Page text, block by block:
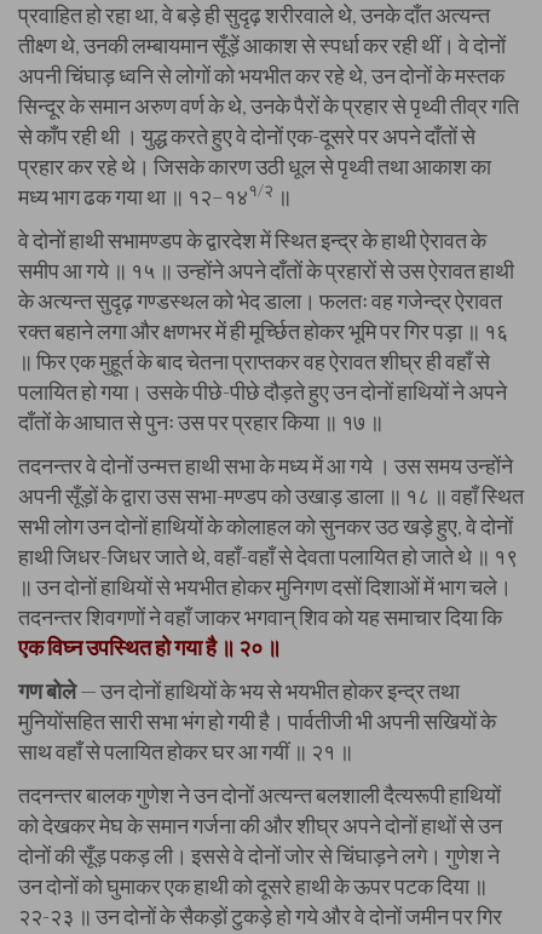
प्रवाहित हो रहा था, वे बड़े ही सुदृढ़ शरीरवाले थे, उनके दाँत अत्यन्त
तीक्ष्ण थे, उनकी लम्बायमान सूँड़ें आकाश से स्पर्धा कर रही थीं। वे दोनों
अपनी चिंघाड़ ध्वनि से लोगों को भयभीत कर रहे थे, उन दोनों के मस्तक
सिन्दूर के समान अरुण वर्ण के थे, उनके पैरों के प्रहार से पृथ्वी तीव्र गति
से काँप रही थी । युद्ध करते हुए वे दोनों एक-दूसरे पर अपने दाँतों से
प्रहार कर रहे थे। जिसके कारण उठी धूल से पृथ्वी तथा आकाश का
मध्य भाग ढक गया था ॥ १२–१४१/२ ॥
वे दोनों हाथी सभामण्डप के द्वारदेश में स्थित इन्द्र के हाथी ऐरावत के
समीप आ गये ॥ १५ ॥ उन्होंने अपने दाँतों के प्रहारों से उस ऐरावत हाथी
के अत्यन्त सुदृढ़ गण्डस्थल को भेद डाला। फलतः वह गजेन्द्र ऐरावत
रक्त बहाने लगा और क्षणभर में ही मूर्च्छित होकर भूमि पर गिर पड़ा ॥ १६
॥ फिर एक मुहूर्त के बाद चेतना प्राप्तकर वह ऐरावत शीघ्र ही वहाँ से
पलायित हो गया। उसके पीछे-पीछे दौड़ते हुए उन दोनों हाथियों ने अपने
दाँतों के आघात से पुनः उस पर प्रहार किया ॥ १७ ॥
तदनन्तर वे दोनों उन्मत्त हाथी सभा के मध्य में आ गये । उस समय उन्होंने
अपनी सूँड़ों के द्वारा उस सभा-मण्डप को उखाड़ डाला ॥ १८ ॥ वहाँ स्थित
सभी लोग उन दोनों हाथियों के कोलाहल को सुनकर उठ खड़े हुए, वे दोनों
हाथी जिधर-जिधर जाते थे, वहाँ-वहाँ से देवता पलायित हो जाते थे ॥ १९
॥ उन दोनों हाथियों से भयभीत होकर मुनिगण दसों दिशाओं में भाग चले।
तदनन्तर शिवगणों ने वहाँ जाकर भगवान् शिव को यह समाचार दिया कि
एक विघ्न उपस्थित हो गया है ॥ २० ॥
गण बोले— उन दोनों हाथियों के भय से भयभीत होकर इन्द्र तथा
मुनियोंसहित सारी सभा भंग हो गयी है। पार्वतीजी भी अपनी सखियों के
साथ वहाँ से पलायित होकर घर आ गयीं ॥ २१ ॥
तदनन्तर बालक गुणेश ने उन दोनों अत्यन्त बलशाली दैत्यरूपी हाथियों
को देखकर मेघ के समान गर्जना की और शीघ्र अपने दोनों हाथों से उन
दोनों की सूँड़ पकड़ ली। इससे वे दोनों जोर से चिंघाड़ने लगे। गुणेश ने
उन दोनों को घुमाकर एक हाथी को दूसरे हाथी के ऊपर पटक दिया ॥
२२-२३ ॥ उन दोनों के सैकड़ों टुकड़े हो गये और वे दोनों जमीन पर गिर